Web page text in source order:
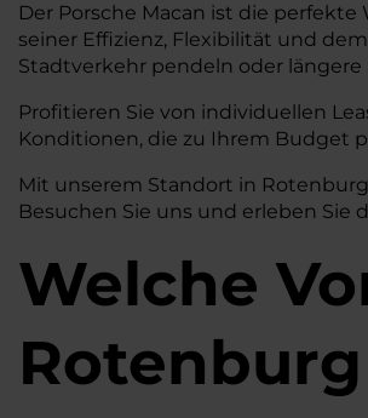
Der Porsche Macan ist die
seiner Effizienz, Flexibilität und
Stadtverkehr pendeln oder
Profitieren Sie von individuellen
Konditionen, die zu Ihrem Budget
Mit unserem Standort in
Besuchen Sie uns und erleben Sie
Welche
Rotenburg